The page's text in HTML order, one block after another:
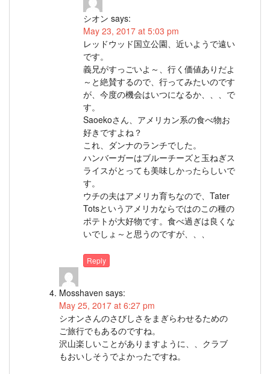
シオン says:
May 23, 2017 at 5:03 pm
レッドウッド国立公園、近いようで遠い
です。
義兄がすっごいよ～、行く価値ありだよ
～と絶賛するので、行ってみたいのです
が、今度の機会はいつになるか、、、で
す。
Saoekoさん、アメリカン系の食べ物お
好きですよね？
これ、ダンナのランチでした。
ハンバーガーはブルーチーズと玉ねぎス
ライスがとっても美味しかったらしいで
す。
ウチの夫はアメリカ育ちなので、Tater
Totsというアメリカならではのこの種の
ポテトが大好物です。食べ過ぎは良くな
いでしょ～と思うのですが、、、
Reply
Mosshaven says:
May 25, 2017 at 6:27 pm
シオンさんのさびしさをまぎらわせるための
ご旅行でもあるのですね。
沢山楽しいことがありますように、、クラブ
もおいしそうでよかったですね。